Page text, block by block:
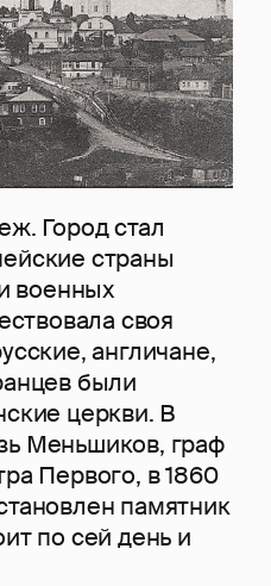
Город стал
страны
военных
своя
англичане,
были
церкви. В
Меньшиков, граф
Первого, в 1860
памятник
по сей день и